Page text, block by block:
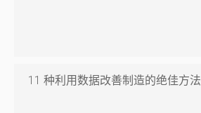
11 种利用数据改善制造的绝佳方法